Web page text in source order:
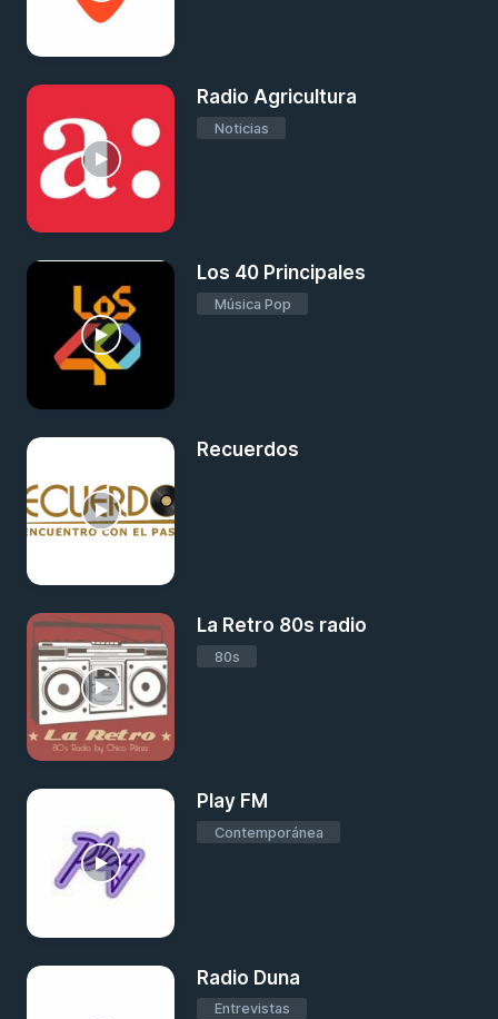
Radio Agricultura
Noticias
Los 40 Principales
Música Pop
Recuerdos
La Retro 80s radio
80s
Play FM
Contemporánea
Radio Duna
Entrevistas